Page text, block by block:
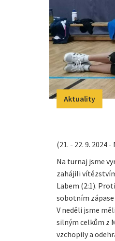
Aktuality
(21. - 22. 9. 2024
Na turnaj jsme
zahájili
Labem (2:1).
sobotním zápase
V neděli jsme
silným celkům z
vzchopily a